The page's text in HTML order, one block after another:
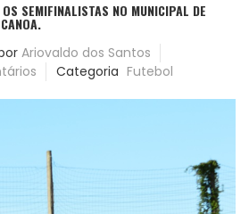
SEMIFINALISTAS NO MUNICIPAL DE
Ariovaldo dos Santos
Categoria Futebol